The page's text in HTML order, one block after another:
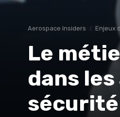
Aerospace Insiders Enjeux
Le
dans